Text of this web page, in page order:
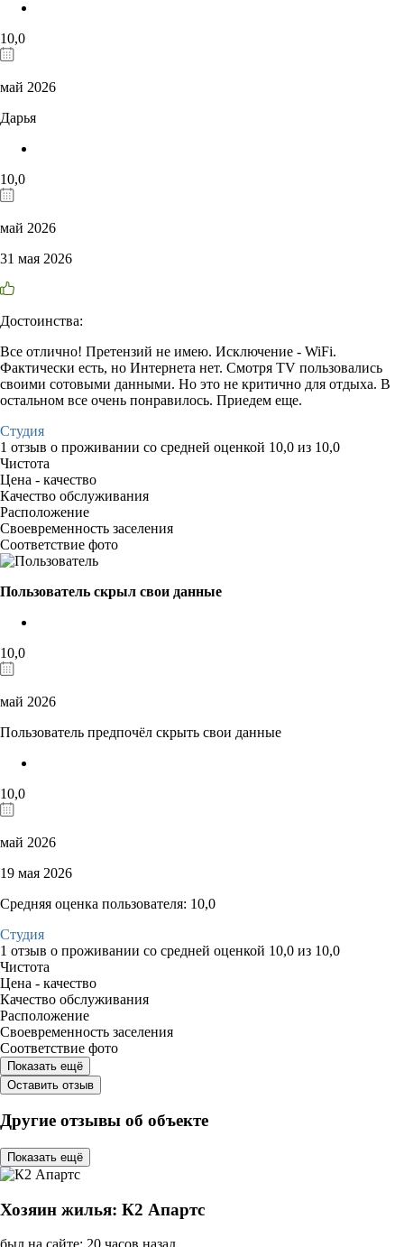
10,0
май 2026
Дарья
10,0
май 2026
31 мая 2026
Достоинства:
Все отлично! Претензий не имею. Исключение - WiFi.
Фактически есть, но Интернета нет. Смотря TV пользовались
своими сотовыми данными. Но это не критично для отдыха. В
остальном все очень понравилось. Приедем еще.
Студия
1 отзыв о проживании со средней оценкой 10,0 из 10,0
Чистота
Цена - качество
Качество обслуживания
Расположение
Своевременность заселения
Соответствие фото
Пользователь скрыл свои данные
10,0
май 2026
Пользователь предпочёл скрыть свои данные
10,0
май 2026
19 мая 2026
Средняя оценка пользователя: 10,0
Студия
1 отзыв о проживании со средней оценкой 10,0 из 10,0
Чистота
Цена - качество
Качество обслуживания
Расположение
Своевременность заселения
Соответствие фото
Показать ещё
Оставить отзыв
Другие отзывы об объекте
Показать ещё
Хозяин жилья: К2 Апартс